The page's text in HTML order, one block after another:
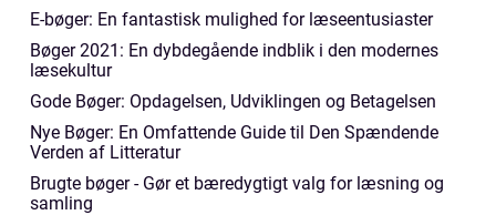
E-bøger: En fantastisk mulighed for læseentusiaster
Bøger 2021: En dybdegående indblik i den modernes
læsekultur
Gode Bøger: Opdagelsen, Udviklingen og Betagelsen
Nye Bøger: En Omfattende Guide til Den Spændende
Verden af Litteratur
Brugte bøger - Gør et bæredygtigt valg for læsning og
samling